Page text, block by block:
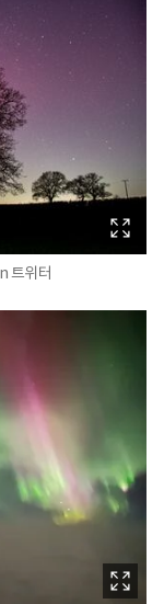
트위터